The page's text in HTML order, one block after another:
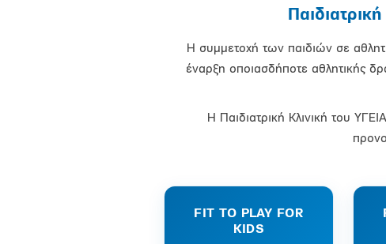
Η συμμετοχή των παιδιών σε
έναρξη οποιασδήποτε αθλητικής
Η Παιδιατρική Κλινική του
FIT TO PLAY FOR
KIDS